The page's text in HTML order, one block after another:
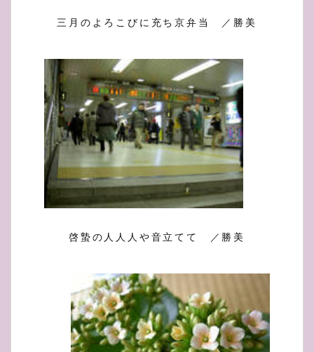
三月のよろこびに充ち京弁当 ／勝美
啓蟄の人人人や音立てて ／勝美